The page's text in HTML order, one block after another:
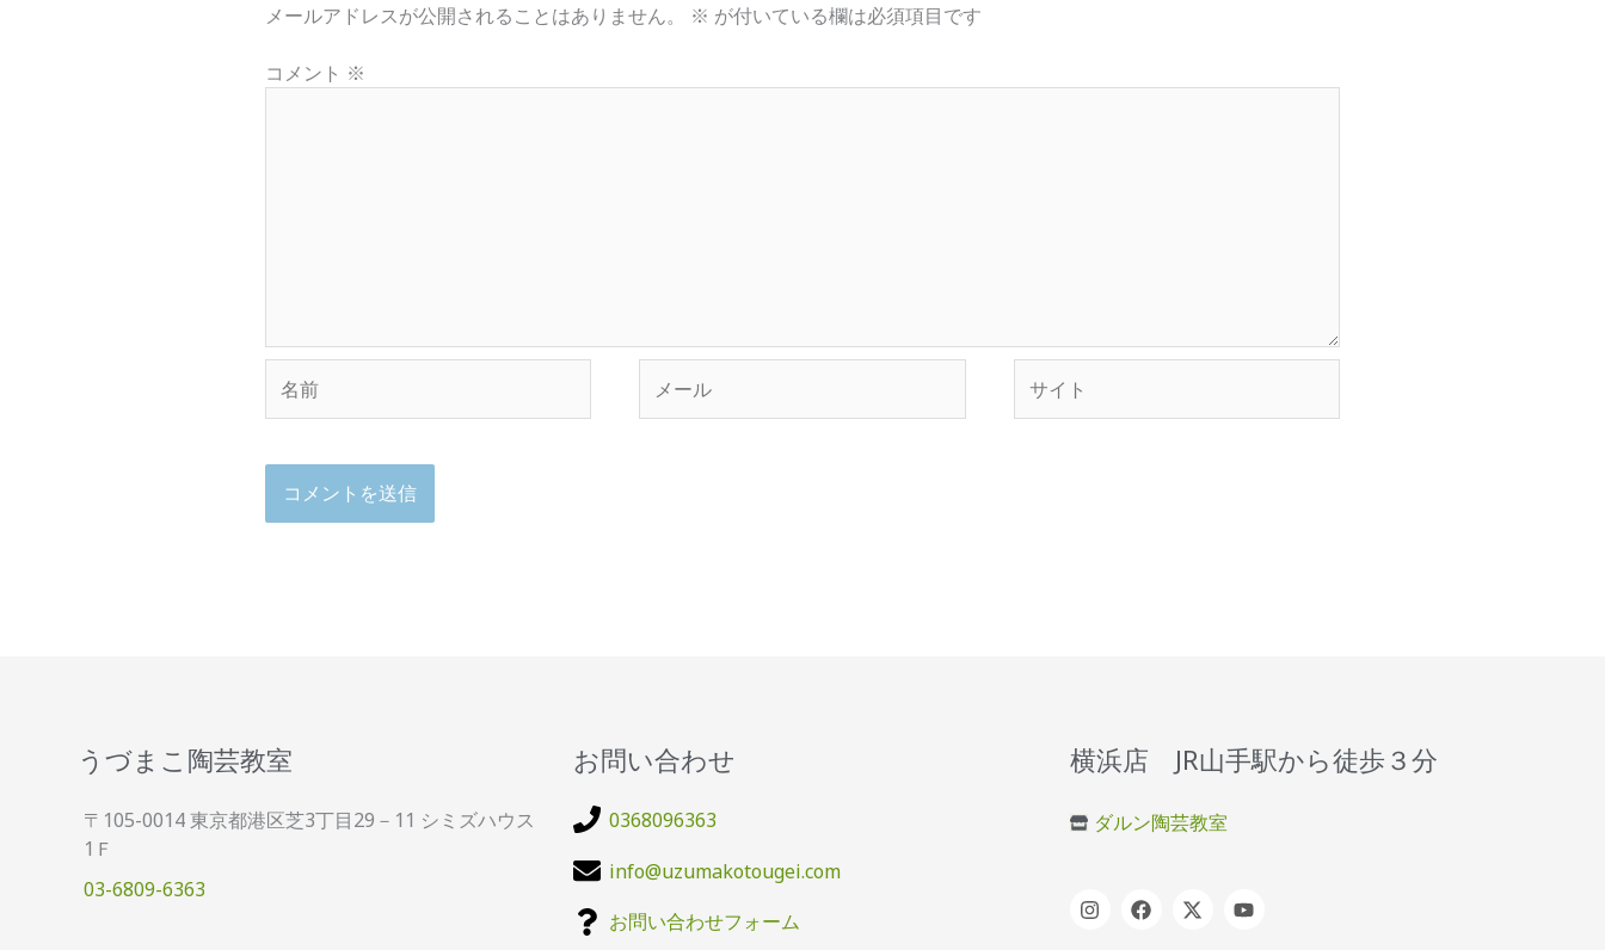
メールアドレスが公開されることはありません。 ※ が付いている欄は必須項目です
コメント ※
前
ー
うづまこ陶芸教室
〒105-0014 東京都港区芝3丁目29－11 シミズハウス
1Ｆ
03-6809-6363
お問い合わせ
0368096363
info@uzumakotougei.com
お問い合わせフォーム
横浜店 JR山手駅から徒歩３分
ダルン陶芸教室